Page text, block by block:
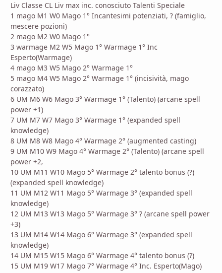
Liv Classe CL Liv max inc. conosciuto Talenti Speciale
1 mago M1 W0 Mago 1° Incantesimi potenziati, ? (famiglio,
mescere pozioni)
2 mago M2 W0 Mago 1°
3 warmage M2 W5 Mago 1° Warmage 1° Inc
Esperto(Warmage)
4 mago M3 W5 Mago 2° Warmage 1°
5 mago M4 W5 Mago 2° Warmage 1° (incisività, mago
corazzato)
6 UM M6 W6 Mago 3° Warmage 1° (Talento) (arcane spell
power +1)
7 UM M7 W7 Mago 3° Warmage 1° (expanded spell
knowledge)
8 UM M8 W8 Mago 4° Warmage 2° (augmented casting)
9 UM M10 W9 Mago 4° Warmage 2° (Talento) (arcane spell
power +2,
10 UM M11 W10 Mago 5° Warmage 2° talento bonus (?)
(expanded spell knowledge)
11 UM M12 W11 Mago 5° Warmage 3° (expanded spell
knowledge)
12 UM M13 W13 Mago 5° Warmage 3° ? (arcane spell power
+3)
13 UM M14 W14 Mago 6° Warmage 3° (expanded spell
knowledge)
14 UM M15 W15 Mago 6° Warmage 4° talento bonus (?)
15 UM M19 W17 Mago 7° Warmage 4° Inc. Esperto(Mago)